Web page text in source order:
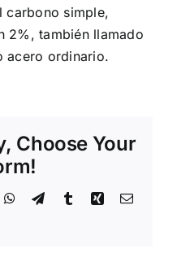
carbono simple,
2%, también llamado
acero ordinario.
Choose Your
WhatsApp
TelegramTumblrXing Correo